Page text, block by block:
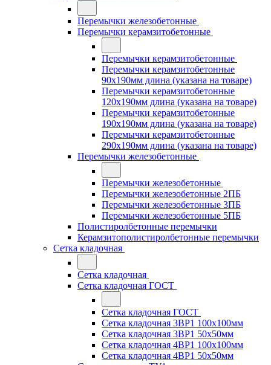
Перемычки железобетонные
Перемычки керамзитобетонные
Перемычки керамзитобетонные
Перемычки керамзитобетонные
90x190мм длина (указана на товаре)
Перемычки керамзитобетонные
120x190мм длина (указана на товаре)
Перемычки керамзитобетонные
190x190мм длина (указана на товаре)
Перемычки керамзитобетонные
290x190мм длина (указана на товаре)
Перемычки железобетонные
Перемычки железобетонные
Перемычки железобетонные 2ПБ
Перемычки железобетонные 3ПБ
Перемычки железобетонные 5ПБ
Полистиролбетонные перемычки
Керамзитополистиролбетонные перемычки
Сетка кладочная
Сетка кладочная
Сетка кладочная ГОСТ
Сетка кладочная ГОСТ
Сетка кладочная 3ВР1 100x100мм
Сетка кладочная 3ВР1 50x50мм
Сетка кладочная 4ВР1 100x100мм
Сетка кладочная 4ВР1 50x50мм